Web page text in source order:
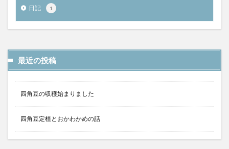
日記 1
最近の投稿
四角豆の収穫始まりました
四角豆定植とおかわかめの話